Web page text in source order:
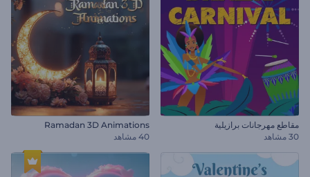
مقاطع مهرجانات برازيلية
30 مشاهد
Ramadan 3D Animations
40 مشاهد